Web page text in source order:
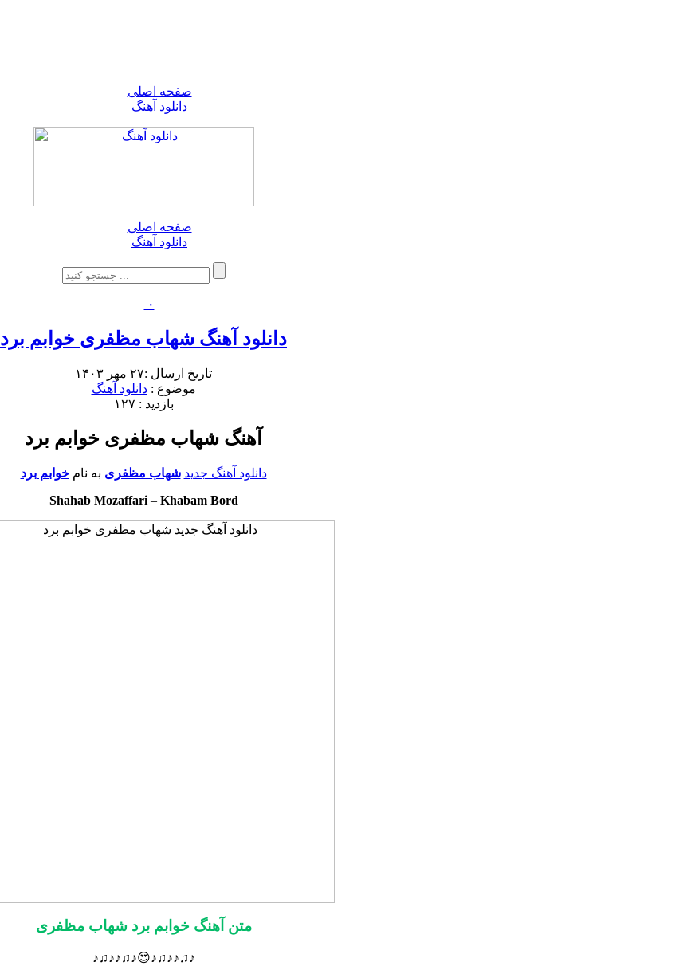
صفحه اصلی
دانلود آهنگ
صفحه اصلی
دانلود آهنگ
۰
دانلود آهنگ شهاب مظفری خوابم برد
تاریخ ارسال :۲۷ مهر ۱۴۰۳
موضوع :دانلود آهنگ
بازدید : ۱۲۷
آهنگ شهاب مظفری خوابم برد
دانلود آهنگ جدید شهاب مظفری به نامخوابم برد
Shahab Mozaffari– Khabam Bord
متن آهنگ خوابم برد شهاب مظفری
♪♫♪♪♫♪😍♪♫♪♪♫♪